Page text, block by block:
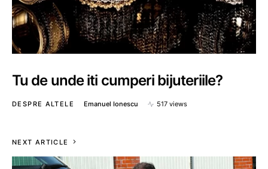
Tu de unde iti cumperi bijuteriile?
DESPRE ALTELE Emanuel Ionescu 517 views
NEXT ARTICLE